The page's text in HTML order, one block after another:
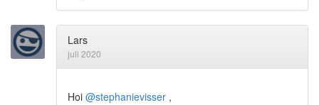
Lars
juli 2020
Hoi @stephanievisser ,